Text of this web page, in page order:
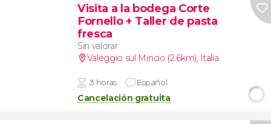
Visita a la bodega Corte
Fornello + Taller de pasta
fresca
Sin valorar
Valeggio sul Mincio (2.6km), Italia
3 horas Español
Cancelación gratuita